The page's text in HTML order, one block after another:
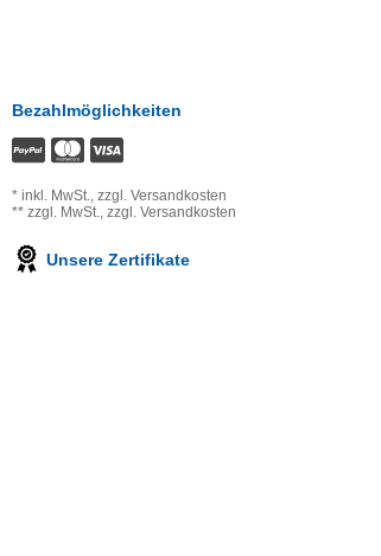
Bezahlmöglichkeiten
* inkl. MwSt., zzgl. Versandkosten
** zzgl. MwSt., zzgl. Versandkosten
Unsere Zertifikate